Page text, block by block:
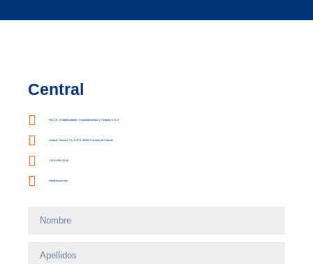
Central
INCYE, Estabilizadores, Acodalamientos y Cimbras S.A.U.
Joaquín Turina 2, PL 0 OF 5, 28224 Pozuelo de Alarcón
+34 91 555 61 04
info@incye.com